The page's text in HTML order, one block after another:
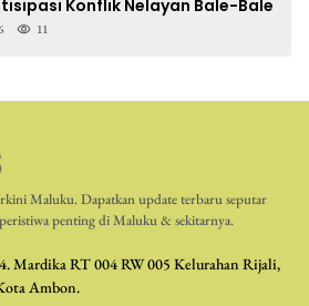
Konflik Nelayan Bale-Bale
11
Maluku. Dapatkan update terbaru seputar
penting di Maluku & sekitarnya.
Mardika RT 004 RW 005 Kelurahan Rijali,
Ambon.